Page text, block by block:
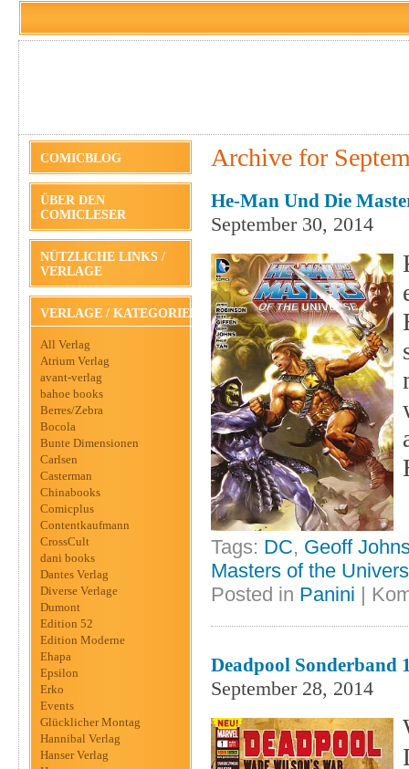
COMICBLOG
ÜBER DEN
COMICLESER
NÜTZLICHE LINKS /
VERLAGE
VERLAGE / KATEGORIEN
All Verlag
Atrium Verlag
avant-verlag
bahoe books
Berres/Zebra
Bocola
Bunte Dimensionen
Carlsen
Casterman
Chinabooks
Comicplus
Contentkaufmann
CrossCult
dani books
Dantes Verlag
Diverse Verlage
Dumont
Edition 52
Edition Moderne
Ehapa
Epsilon
Erko
Events
Glücklicher Montag
Hannibal Verlag
Hanser Verlag
Archive for
He-Man Und Die
September 30, 2014
Tags: DC, Geoff
Masters of the
Posted in Panini |
Deadpool Sonderband
September 28, 2014